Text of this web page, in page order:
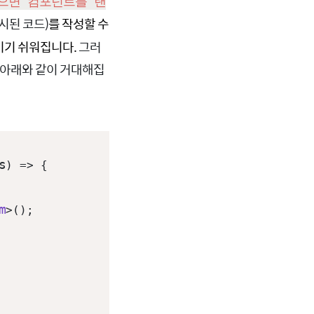
된 코드)를 작성할 수
쉬워집니다.그러
래와 같이 거대해집
) => {
>();